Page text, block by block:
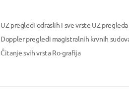
UZ pregledi odraslih i sve vrste UZ
Doppler pregledi magistralnih krvnih
Čitanje svih vrsta Ro-grafija